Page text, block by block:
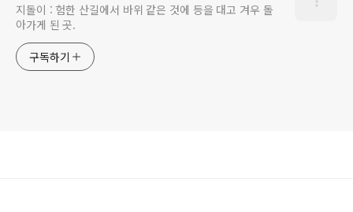
지돌이 : 험한 산길에서 바위 같은 것에 등을 대고 겨우 돌
아가게 된 곳.
구독하기